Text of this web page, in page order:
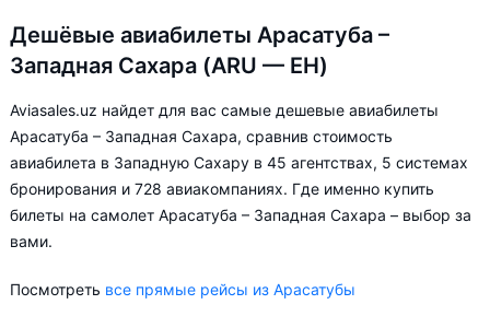
Дешёвые авиабилеты Арасатуба –
Западная Сахара (ARU — EH)
Aviasales.uz найдет для вас самые дешевые авиабилеты
Арасатуба – Западная Сахара, сравнив стоимость
авиабилета в Западную Сахару в 45 агентствах, 5 системах
бронирования и 728 авиакомпаниях. Где именно купить
билеты на самолет Арасатуба – Западная Сахара – выбор за
вами.
Посмотреть все прямые рейсы из Арасатубы